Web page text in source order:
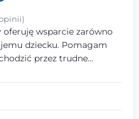
oferuję wsparcie zarówno
dziecku. Pomagam
przez trudne
współpracę na
i otwartej
doświadczenie w
i młodzieżą mierzącymi się